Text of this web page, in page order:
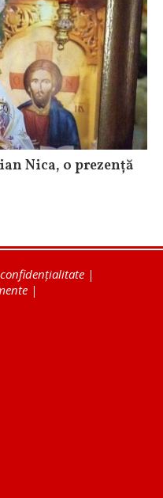
Nica, o prezență
|
|